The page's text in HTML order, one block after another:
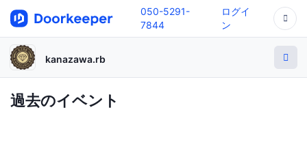
050-5291-
7844
ログイ
ン
kanazawa.rb
過去のイベント